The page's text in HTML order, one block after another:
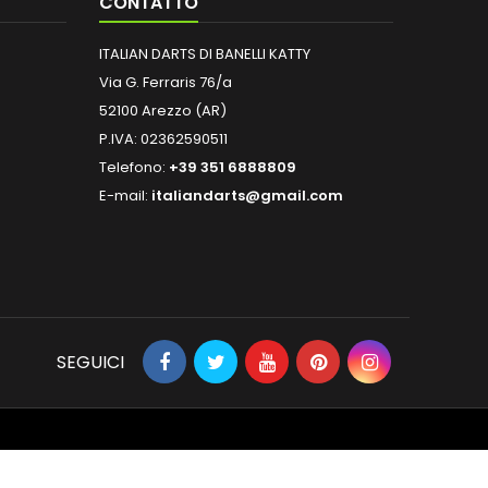
ITALIAN DARTS DI BANELLI KATTY
Via G. Ferraris 76/a
52100 Arezzo (AR)
P.IVA: 02362590511
Telefono: +39 351 6888809
E-mail: italiandarts@gmail.com
SEGUICI